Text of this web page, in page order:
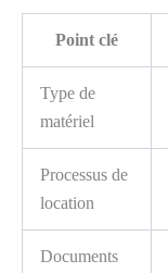
Point clé
Type de
matériel
Processus de
location
Documents